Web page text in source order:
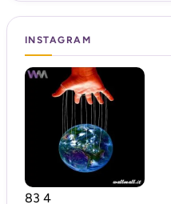
INSTAGRAM
83 4